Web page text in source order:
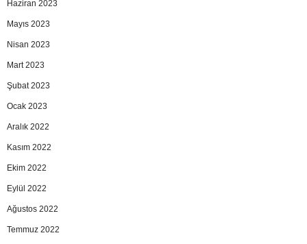
Haziran 2023
Mayıs 2023
Nisan 2023
Mart 2023
Şubat 2023
Ocak 2023
Aralık 2022
Kasım 2022
Ekim 2022
Eylül 2022
Ağustos 2022
Temmuz 2022